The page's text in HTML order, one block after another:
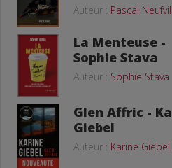
Auteur : Pascal
La Menteuse -
Sophie Stava
Auteur : Sophie Stava
Glen Affric -
Giebel
Auteur : Karine Giebel